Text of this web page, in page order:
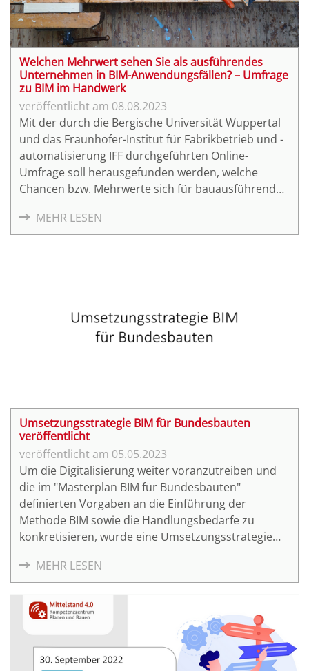
eGovernment(2)
ZUGFeRD(2)
Online-Ausweis(2)
Welchen Mehrwert sehen Sie als ausführendes
Unternehmen in BIM-Anwendungsfällen? – Umfrage
zu BIM im Handwerk
08.08.2023
Mit der durch die Bergische Universität Wuppertal
und das Fraunhofer-Institut für Fabrikbetrieb und -
automatisierung IFF durchgeführten Online-
Umfrage soll herausgefunden werden, welche
Chancen bzw. Mehrwerte sich für bauausführende
Anwendungsfällen ergeben.
MEHR LESEN
Umsetzungsstrategie BIM für Bundesbauten
veröffentlicht
05.05.2023
Um die Digitalisierung weiter voranzutreiben und
die im "Masterplan BIM für Bundesbauten"
definierten Vorgaben an die Einführung der
Methode BIM sowie die Handlungsbedarfe zu
konkretisieren, wurde eine Umsetzungsstrategie
Methode BIM erforderlichen Schritte mit einem
eindeutigen Zeitrahmen und Zuständigkeiten fest.
MEHR LESEN